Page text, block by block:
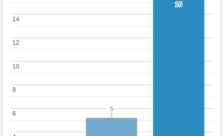
6
6
8
8
10
10
12
12
14
14
5
5
16
16